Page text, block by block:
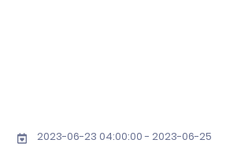
2023-06-23 04:00:00 - 2023-06-25